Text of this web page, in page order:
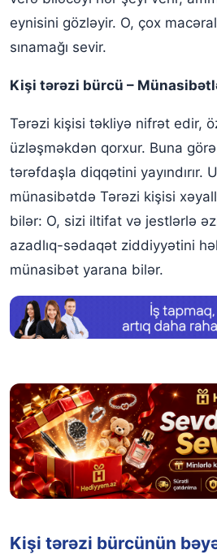
eynisini gözləyir. O, çox
sınamağı sevir.
Kişi tərəzi bürcü –
Tərəzi kişisi təkliyə nifrət edir,
üzləşməkdən qorxur. Buna
tərəfdaşla diqqətini yayındırır.
münasibətdə Tərəzi kişisi
bilər: O, sizi iltifat və jestlərlə
azadlıq-sədaqət ziddiyyətini
münasibət yarana bilər.
Kişi tərəzi bürcünün